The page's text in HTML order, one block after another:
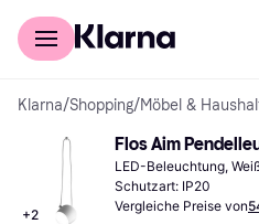
Für Shopper
Klarna/Shopping/Möbel &
+2
Flos Aim
LED-Beleuchtung,
Schutzart: IP20
Vergleiche Preise von